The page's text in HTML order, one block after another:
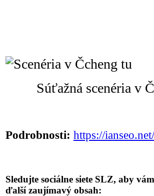
Súťažná scenéria v
Podrobnosti: https://
Sledujte sociálne siete SLZ, aby
ďalší zaujímavý obsah: